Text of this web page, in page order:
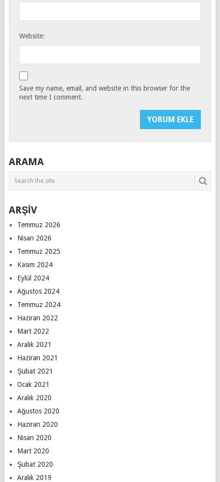
Website:
Save my name, email, and website in this browser for the
next time I comment.
ARAMA
ARŞİV
Temmuz 2026
Nisan 2026
Temmuz 2025
Kasım 2024
Eylül 2024
Ağustos 2024
Temmuz 2024
Haziran 2022
Mart 2022
Aralık 2021
Haziran 2021
Şubat 2021
Ocak 2021
Aralık 2020
Ağustos 2020
Haziran 2020
Nisan 2020
Mart 2020
Şubat 2020
Aralık 2019